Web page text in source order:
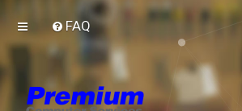
FAQ